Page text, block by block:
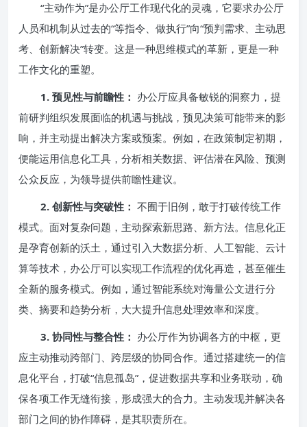
“主动作为”是办公厅工作现代化的灵魂，它要求办公厅
人员和机制从过去的“等指令、做执行”向“预判需求、主动思
考、创新解决”转变。这是一种思维模式的革新，更是一种
工作文化的重塑。
1. 预见性与前瞻性： 办公厅应具备敏锐的洞察力，提
前研判组织发展面临的机遇与挑战，预见决策可能带来的影
响，并主动提出解决方案或预案。例如，在政策制定初期，
便能运用信息化工具，分析相关数据、评估潜在风险、预测
公众反应，为领导提供前瞻性建议。
2. 创新性与突破性： 不囿于旧例，敢于打破传统工作
模式。面对复杂问题，主动探索新思路、新方法。信息化正
是孕育创新的沃土，通过引入大数据分析、人工智能、云计
算等技术，办公厅可以实现工作流程的优化再造，甚至催生
全新的服务模式。例如，通过智能系统对海量公文进行分
类、摘要和趋势分析，大大提升信息处理效率和深度。
3. 协同性与整合性： 办公厅作为协调各方的中枢，更
应主动推动跨部门、跨层级的协同合作。通过搭建统一的信
息化平台，打破“信息孤岛”，促进数据共享和业务联动，确
保各项工作无缝衔接，形成强大的合力。主动发现并解决各
部门之间的协作障碍，是其职责所在。